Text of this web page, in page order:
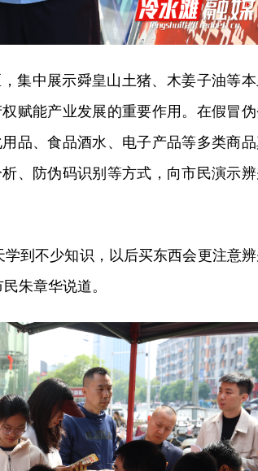
集中展示舜皇山土猪、木姜子油等
赋能产业发展的重要作用。在假冒
品、食品酒水、电子产品等多类商
、防伪码识别等方式，向市民演示
到不少知识，以后买东西会更注意
朱章华说道。